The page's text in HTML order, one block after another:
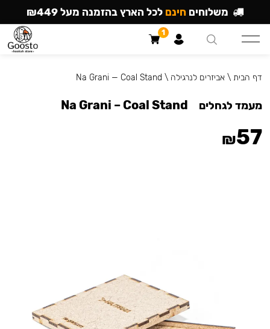
דף הבית \אביזרים לנרגילה \
Na Grani — Coal Stand
מעמד לגחלים Na Grani – Coal Stand
₪57
משלוחים חינם לכל הארץ בהזמנה מעל ₪449
1